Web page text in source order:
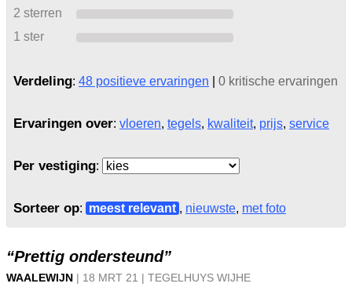
2 sterren
1 ster
Verdeling: 48 positieve ervaringen 0 kritische ervaringen
Ervaringen over: vloeren, tegels, kwaliteit, prijs, service
Per vestiging:
Sorteer op: meest relevant , nieuwste, met foto
“Prettig ondersteund”
WAALEWIJN | 18 MRT 21 | TEGELHUYS WIJHE